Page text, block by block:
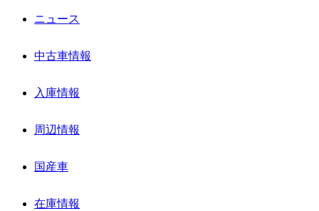
ニュース
中古車情報
入庫情報
周辺情報
国産車
在庫情報